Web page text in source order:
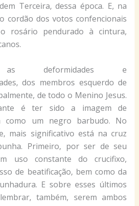
Terceira, dessa época. E, na
cordão dos votos confencionais
rosário pendurado à cintura,
as deformidades e
dos membros esquerdo de
de todo o Menino Jesus.
é ter sido a imagem de
como um negro barbudo. No
mais significativo está na cruz
Primeiro, por ser de seu
uso constante do crucifixo,
de beatificação, bem como da
E sobre esses últimos
também, serem ambos